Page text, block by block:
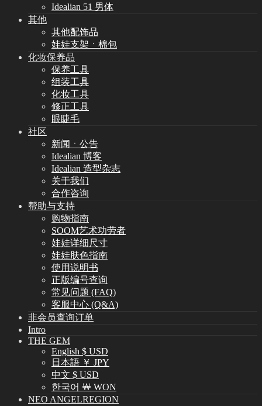
Idealian 51 男体
其他
其他配饰品
娃娃支架ㆍ棉包
化妆保养品
保养工具
组装工具
化妆工具
修正工具
眼睫毛
社区
新闻ㆍ公告
Idealian 博客
Idealian 造型杂志
关于我们
合作咨询
帮助与支持
购物指南
SOOM艺术功劳者
娃娃详细尺寸
娃娃肤色指南
使用说明书
正版编号查询
常见问题 (FAQ)
客服中心 (Q&A)
非会员查询订单
Intro
THE GEM
English $ USD
日本語 ￥ JPY
中文 $ USD
한국어 ￦ WON
NEO ANGELREGION